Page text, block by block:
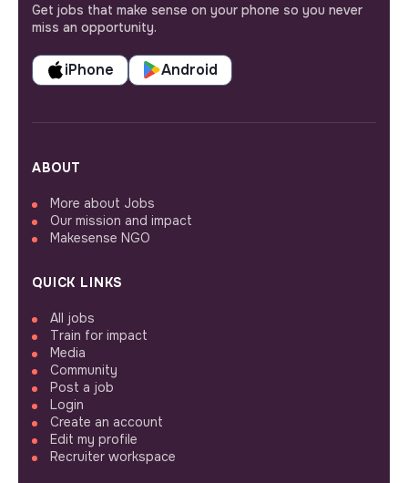
Get jobs that make sense on your phone so you never
miss an opportunity.
iPhone Android
ABOUT
More about Jobs
Our mission and impact
Makesense NGO
QUICK LINKS
All jobs
Train for impact
Media
Community
Post a job
Login
Create an account
Edit my profile
Recruiter workspace